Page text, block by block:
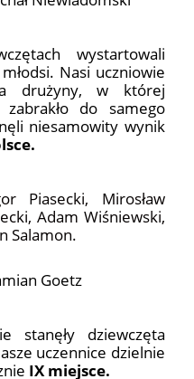
wystartowali
Nasi uczniowie
drużyny, w której
do samego
niesamowity wynik
Piasecki, Mirosław
Adam Wiśniewski,
Salamon.
Goetz
stanęły dziewczęta
uczennice dzielnie
IX miejsce.